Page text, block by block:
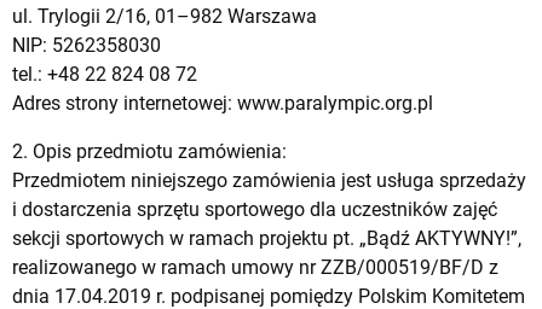
ul. Trylogii 2/16, 01–982 Warszawa
NIP: 5262358030
tel.: +48 22 824 08 72
Adres strony internetowej: www.paralympic.org.pl
2. Opis przedmiotu zamówienia:
Przedmiotem niniejszego zamówienia jest usługa sprzedaży
i dostarczenia sprzętu sportowego dla uczestników zajęć
sekcji sportowych w ramach projektu pt. „Bądź AKTYWNY!”,
realizowanego w ramach umowy nr ZZB/000519/BF/D z
dnia 17.04.2019 r. podpisanej pomiędzy Polskim Komitetem